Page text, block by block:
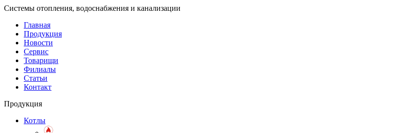
Системы отопления, водоснабжения и канализации
Главная
Продукция
Новости
Сервис
Товарищи
Филиалы
Статьи
Контакт
Продукция
Котлы